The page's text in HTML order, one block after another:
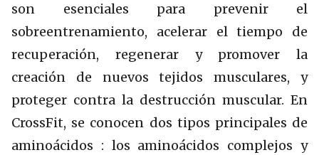
son esenciales para prevenir el
sobreentrenamiento, acelerar el tiempo de
recuperación, regenerar y promover la
creación de nuevos tejidos musculares, y
proteger contra la destrucción muscular. En
CrossFit, se conocen dos tipos principales de
aminoácidos : los aminoácidos complejos y